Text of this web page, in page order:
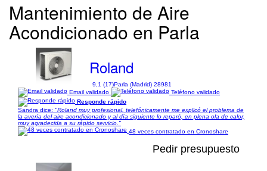
Mantenimiento de Aire
Acondicionado en Parla
Roland
9,1 (17)Parla (Madrid) 28981
Email validado
Teléfono validado
Responde rápido
Sandra dice: "Roland muy profesional, telefónicamente me explicó el problema de
la avería del aire acondicionado y al día siguiente lo reparó, en plena ola de calor,
muy agradecida a su rápido servicio."
48 veces contratado en Cronoshare
Pedir presupuesto